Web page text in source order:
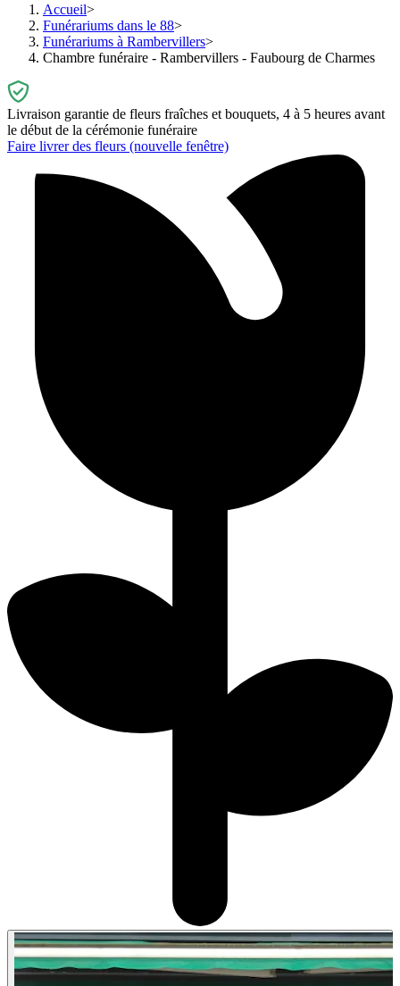
Accueil
Funérariums dans le 88
Funérariums à Rambervillers
Chambre funéraire - Rambervillers - Faubourg de Charmes
Livraison garantie de fleurs fraîches et bouquets, 4 à 5 heures avant
le début de la cérémonie funéraire
Faire livrer des fleurs (nouvelle fenêtre)